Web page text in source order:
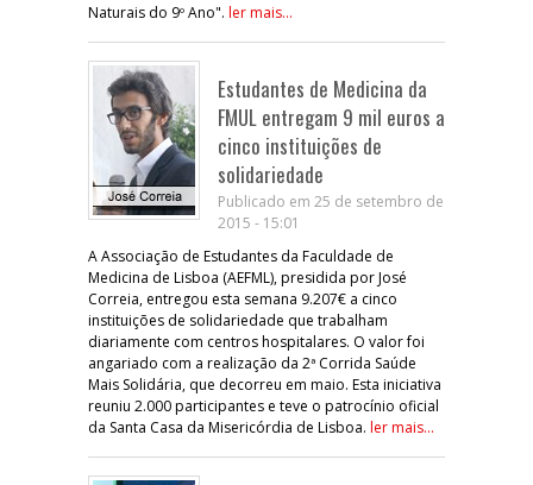
Naturais do 9º Ano". ler mais...
Estudantes de Medicina da
FMUL entregam 9 mil euros a
cinco instituições de
solidariedade
Publicado em 25 de setembro de
2015 - 15:01
A Associação de Estudantes da Faculdade de
Medicina de Lisboa (AEFML), presidida por José
Correia, entregou esta semana 9.207€ a cinco
instituições de solidariedade que trabalham
diariamente com centros hospitalares. O valor foi
angariado com a realização da 2ª Corrida Saúde
Mais Solidária, que decorreu em maio. Esta iniciativa
reuniu 2.000 participantes e teve o patrocínio oficial
da Santa Casa da Misericórdia de Lisboa. ler mais...